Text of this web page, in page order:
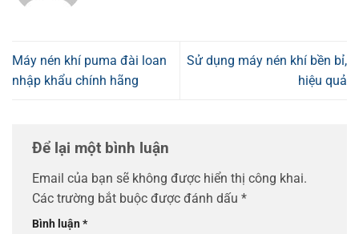
Máy nén khí puma đài loan
nhập khẩu chính hãng
Sử dụng máy nén khí bền bỉ,
hiệu quả
Để lại một bình luận
Email của bạn sẽ không được hiển thị công khai.
Các trường bắt buộc được đánh dấu *
Bình luận*